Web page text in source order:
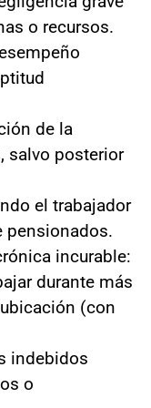
o recursos.
de la
salvo posterior
el trabajador
pensionados.
incurable:
durante más
(con
indebidos
o